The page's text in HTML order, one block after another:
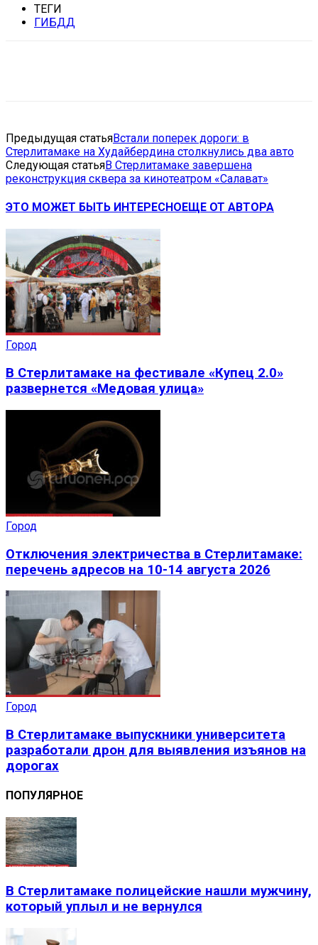
ТЕГИ
ГИБДД
Предыдущая статьяВстали поперек дороги: в
Стерлитамаке на Худайбердина столкнулись два авто
Следующая статьяВ Стерлитамаке завершена
реконструкция сквера за кинотеатром «Салават»
ЭТО МОЖЕТ БЫТЬ ИНТЕРЕСНОЕЩЕ ОТ АВТОРА
Город
В Стерлитамаке на фестивале «Купец 2.0»
развернется «Медовая улица»
Город
Отключения электричества в Стерлитамаке:
перечень адресов на 10-14 августа 2026
Город
В Стерлитамаке выпускники университета
разработали дрон для выявления изъянов на
дорогах
ПОПУЛЯРНОЕ
В Стерлитамаке полицейские нашли мужчину,
который уплыл и не вернулся